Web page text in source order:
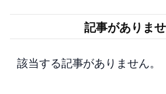
記事がありま
該当する記事がありません。